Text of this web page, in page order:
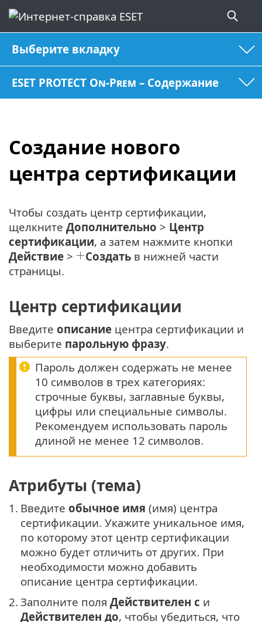
Выберите вкладку
ESET PROTECT On-Prem – Содержание
Создание нового
центра сертификации
Чтобы создать центр сертификации,
щелкните Дополнительно > Центр
сертификации, а затем нажмите кнопки
Действие > Создать в нижней части
страницы.
Центр сертификации
Введите описание центра сертификации и
выберите парольную фразу.
Пароль должен содержать не менее
10 символов в трех категориях:
строчные буквы, заглавные буквы,
цифры или специальные символы.
Рекомендуем использовать пароль
длиной не менее 12 символов.
Атрибуты (тема)
1. Введите обычное имя (имя) центра
сертификации. Укажите уникальное имя,
по которому этот центр сертификации
можно будет отличить от других. При
необходимости можно добавить
описание центра сертификации.
2. Заполните поля Действителен с и
Действителен до, чтобы убедиться, что